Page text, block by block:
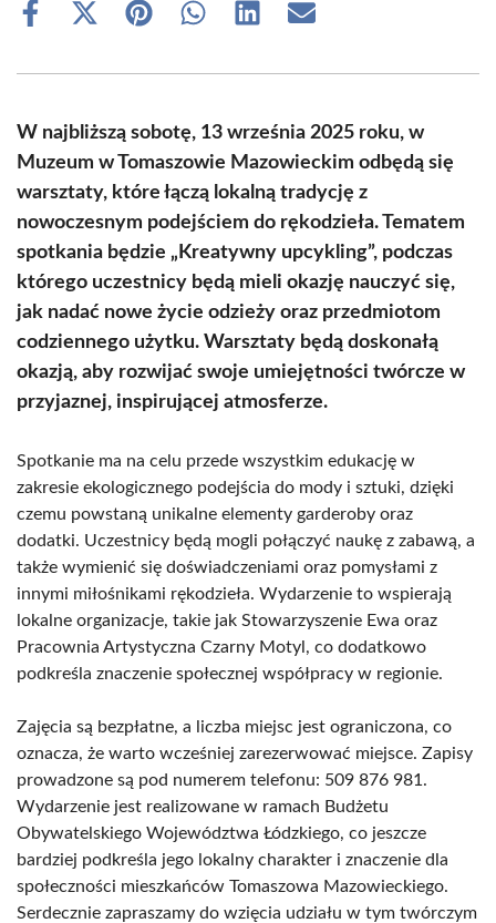
Share
Share
(Twitter)
Share Share Share Share
W najbliższą sobotę, 13 września 2025 roku, w
Muzeum w Tomaszowie Mazowieckim odbędą się
warsztaty, które łączą lokalną tradycję z
nowoczesnym podejściem do rękodzieła. Tematem
spotkania będzie „Kreatywny upcykling”, podczas
którego uczestnicy będą mieli okazję nauczyć się,
jak nadać nowe życie odzieży oraz przedmiotom
codziennego użytku. Warsztaty będą doskonałą
okazją, aby rozwijać swoje umiejętności twórcze w
przyjaznej, inspirującej atmosferze.
Spotkanie ma na celu przede wszystkim edukację w
zakresie ekologicznego podejścia do mody i sztuki, dzięki
czemu powstaną unikalne elementy garderoby oraz
dodatki. Uczestnicy będą mogli połączyć naukę z zabawą, a
także wymienić się doświadczeniami oraz pomysłami z
innymi miłośnikami rękodzieła. Wydarzenie to wspierają
lokalne organizacje, takie jak Stowarzyszenie Ewa oraz
Pracownia Artystyczna Czarny Motyl, co dodatkowo
podkreśla znaczenie społecznej współpracy w regionie.
Zajęcia są bezpłatne, a liczba miejsc jest ograniczona, co
oznacza, że warto wcześniej zarezerwować miejsce. Zapisy
prowadzone są pod numerem telefonu: 509 876 981.
Wydarzenie jest realizowane w ramach Budżetu
Obywatelskiego Województwa Łódzkiego, co jeszcze
bardziej podkreśla jego lokalny charakter i znaczenie dla
społeczności mieszkańców Tomaszowa Mazowieckiego.
Serdecznie zapraszamy do wzięcia udziału w tym twórczym